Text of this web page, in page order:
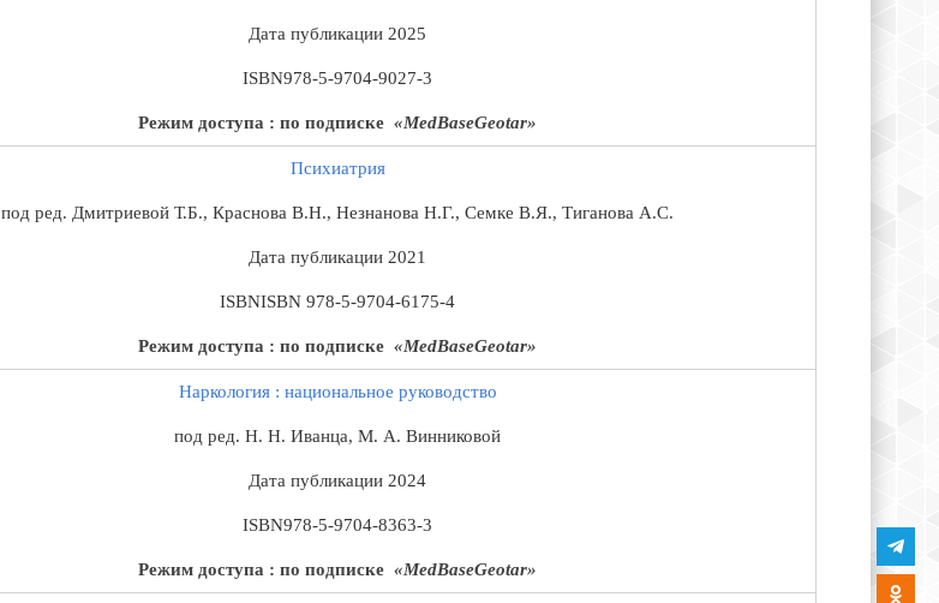
Дата публикации 2025
ISBN978-5-9704-9027-3
Режим доступа : по подписке «MedBaseGeotar»
Психиатрия
под ред. Дмитриевой Т.Б., Краснова В.Н., Незнанова Н.Г., Семке В.Я., Тиганова А.С.
Дата публикации 2021
ISBNISBN 978-5-9704-6175-4
Режим доступа : по подписке «MedBaseGeotar»
Наркология: национальное руководство
под ред. Н. Н. Иванца, М. А. Винниковой
Дата публикации 2024
ISBN978-5-9704-8363-3
Режим доступа : по подписке «MedBaseGeotar»